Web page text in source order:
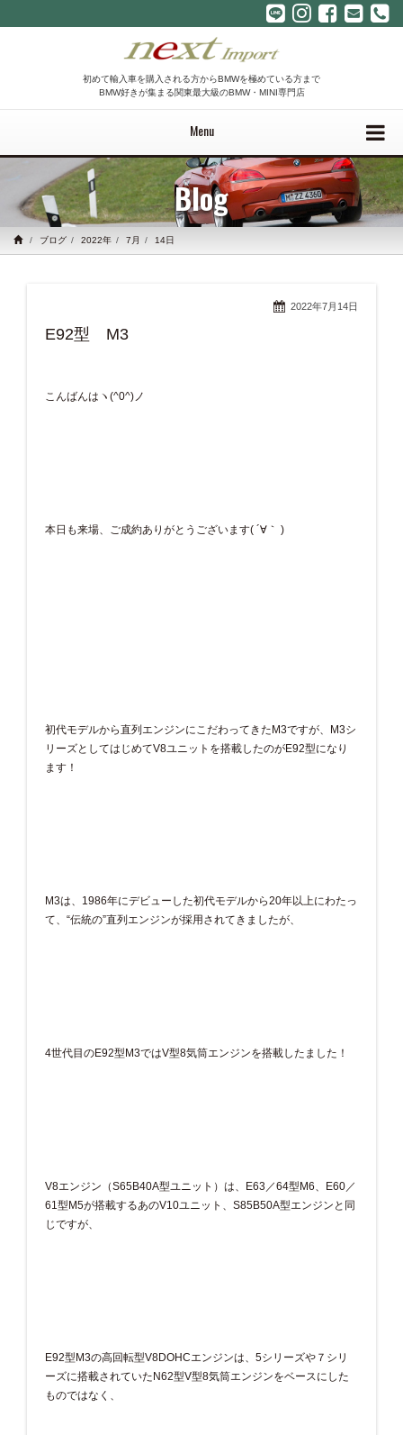
初めて輸入車を購入される方からBMWを極めている方まで
BMW好きが集まる関東最大級のBMW・MINI専門店
Menu
Blog
ブログ 2022年 7月 14日
2022年7月14日
E92型 M3
こんばんはヽ(^0^)ノ
本日も来場、ご成約ありがとうございます( ´∀｀ )
初代モデルから直列エンジンにこだわってきたM3ですが、M3シ
リーズとしてはじめてV8ユニットを搭載したのがE92型になり
ます！
M3は、1986年にデビューした初代モデルから20年以上にわたっ
て、“伝統の”直列エンジンが採用されてきましたが、
4世代目のE92型M3ではV型8気筒エンジンを搭載したました！
V8エンジン（S65B40A型ユニット）は、E63／64型M6、E60／
61型M5が搭載するあのV10ユニット、S85B50A型エンジンと同
じですが、
E92型M3の高回転型V8DOHCエンジンは、5シリーズや７シリ
ーズに搭載されていたN62型V型8気筒エンジンをベースにした
ものではなく、